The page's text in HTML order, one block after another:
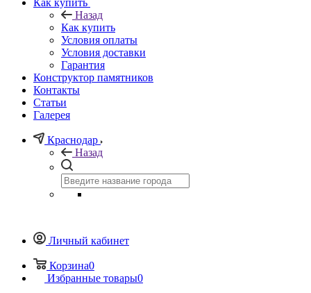
Как купить
Назад
Как купить
Условия оплаты
Условия доставки
Гарантия
Конструктор памятников
Контакты
Статьи
Галерея
Краснодар
Назад
Личный кабинет
Корзина0
Избранные товары0